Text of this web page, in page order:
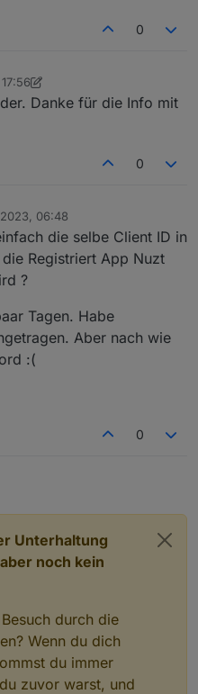
0
Danke für die Info mit
0
06:48
die selbe Client ID in
Registriert App Nuzt
?
Tagen. Habe
Aber nach wie
:(
0
Unterhaltung
noch kein
durch die
Wenn du dich
du immer
zuvor warst, und